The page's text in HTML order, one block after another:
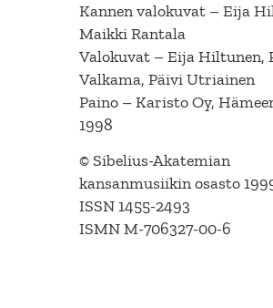
Kannen valokuvat – Eija
Maikki Rantala
Valokuvat – Eija Hiltunen,
Valkama, Päivi Utriainen
Paino – Karisto Oy,
1998
© Sibelius-Akatemian
kansanmusiikin osasto
ISSN 1455-2493
ISMN M-706327-00-6